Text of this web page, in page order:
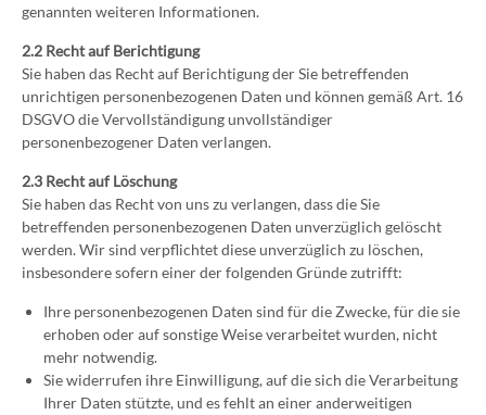
genannten weiteren Informationen.
2.2 Recht auf Berichtigung
Sie haben das Recht auf Berichtigung der Sie betreffenden
unrichtigen personenbezogenen Daten und können gemäß Art. 16
DSGVO die Vervollständigung unvollständiger
personenbezogener Daten verlangen.
2.3 Recht auf Löschung
Sie haben das Recht von uns zu verlangen, dass die Sie
betreffenden personenbezogenen Daten unverzüglich gelöscht
werden. Wir sind verpflichtet diese unverzüglich zu löschen,
insbesondere sofern einer der folgenden Gründe zutrifft:
Ihre personenbezogenen Daten sind für die Zwecke, für die sie
erhoben oder auf sonstige Weise verarbeitet wurden, nicht
mehr notwendig.
Sie widerrufen ihre Einwilligung, auf die sich die Verarbeitung
Ihrer Daten stützte, und es fehlt an einer anderweitigen